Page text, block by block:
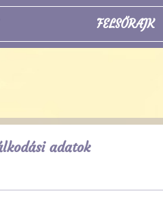
FELSŐRAJK
adatok